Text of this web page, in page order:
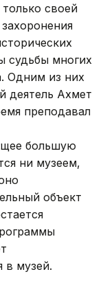
своей
судьбы многих
Одним из них
деятель Ахмет
преподавал
большую
ни музеем,
объект
в музей.